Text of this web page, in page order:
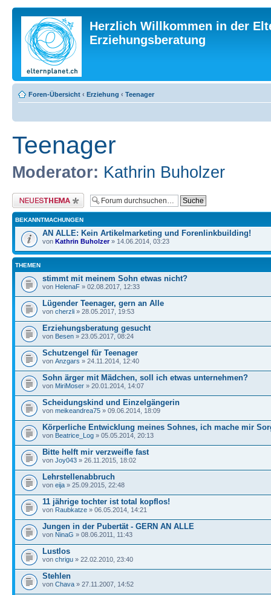
Herzlich Willkommen in der
Erziehungsberatung
Foren-Übersicht ‹ Erziehung ‹ Teenager
Teenager
Moderator: Kathrin Buholzer
Neues Thema erstellen
BEKANNTMACHUNGEN
AN ALLE: Kein Artikelmarketing und Forenlinkbuilding!
von Kathrin Buholzer» 14.06.2014, 03:23
THEMEN
stimmt mit meinem Sohn etwas nicht?
von HelenaF » 02.08.2017, 12:33
Lügender Teenager, gern an Alle
von cherzli » 28.05.2017, 19:53
Erziehungsberatung gesucht
von Besen » 23.05.2017, 08:24
Schutzengel für Teenager
von Anzgars » 24.11.2014, 12:40
Sohn ärger mit Mädchen, soll ich etwas unternehmen?
von MiriMoser » 20.01.2014, 14:07
Scheidungskind und Einzelgängerin
von meikeandrea75 » 09.06.2014, 18:09
Körperliche Entwicklung meines Sohnes, ich mache mir
von Beatrice_Log » 05.05.2014, 20:13
Bitte helft mir verzweifle fast
von Joy043 » 26.11.2015, 18:02
Lehrstellenabbruch
von eija » 25.09.2015, 22:48
11 jährige tochter ist total kopflos!
von Raubkatze » 06.05.2014, 14:21
Jungen in der Pubertät - GERN AN ALLE
von NinaG » 08.06.2011, 11:43
Lustlos
von chrigu » 22.02.2010, 23:40
Stehlen
von Chava » 27.11.2007, 14:52